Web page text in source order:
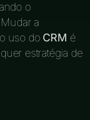
o
a
uso do CRM é
estratégia de